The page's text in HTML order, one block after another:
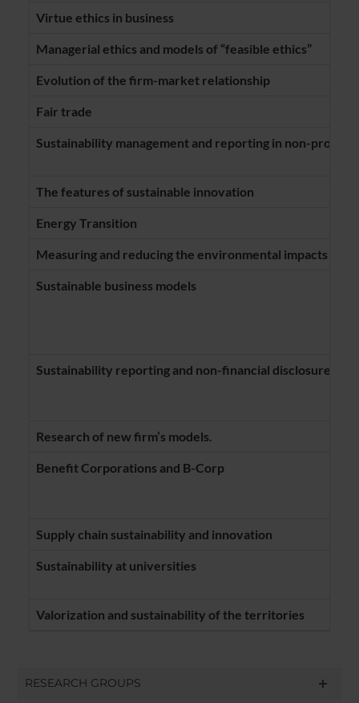
Virtue ethics in business
Managerial ethics and models of “feasible ethics”
Evolution of the firm-market relationship
Fair trade
Sustainability management and reporting in non-profit
The features of sustainable innovation
Energy Transition
Measuring and reducing the environmental impacts of
Sustainable business models
Sustainability reporting and non-financial disclosure in
Research of new firm’s models.
Benefit Corporations and B-Corp
Supply chain sustainability and innovation
Sustainability at universities
Valorization and sustainability of the territories
RESEARCH GROUPS